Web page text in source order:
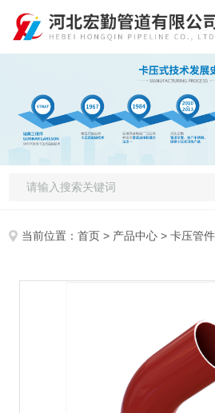
当前位置：首页 > 产品中心 >卡压管件